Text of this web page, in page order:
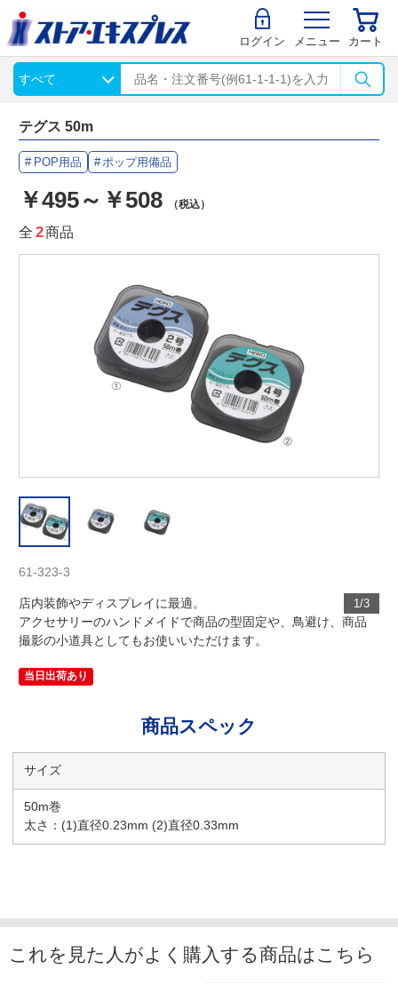
ログイン メニュー カート
テグス 50m
POP用品 ポップ用備品
￥495～￥508 （税込）
全 2商品
1/3
61-323-3
店内装飾やディスプレイに最適。
アクセサリーのハンドメイドで商品の型固定や、鳥避け、商品
撮影の小道具としてもお使いいただけます。
当日出荷あり
商品スペック
サイズ
50m巻
太さ：(1)直径0.23mm (2)直径0.33mm
これを見た人がよく購入する商品はこちら